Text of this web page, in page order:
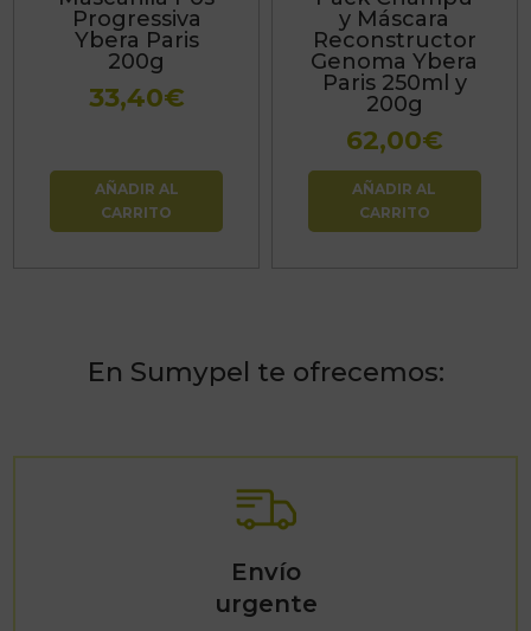
Progressiva
Ybera Paris
200g
33,40€
AÑADIR AL
CARRITO
y Máscara
Reconstructor
Genoma Ybera
Paris 250ml y
200g
62,00€
AÑADIR AL
CARRITO
En Sumypel te ofrecemos:
Envío
urgente